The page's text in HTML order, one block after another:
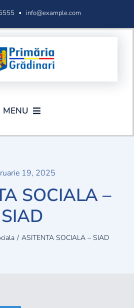
▪ info@example.com
MENU
19, 2025
SOCIALA –
SIAD
ASITENTA SOCIALA – SIAD